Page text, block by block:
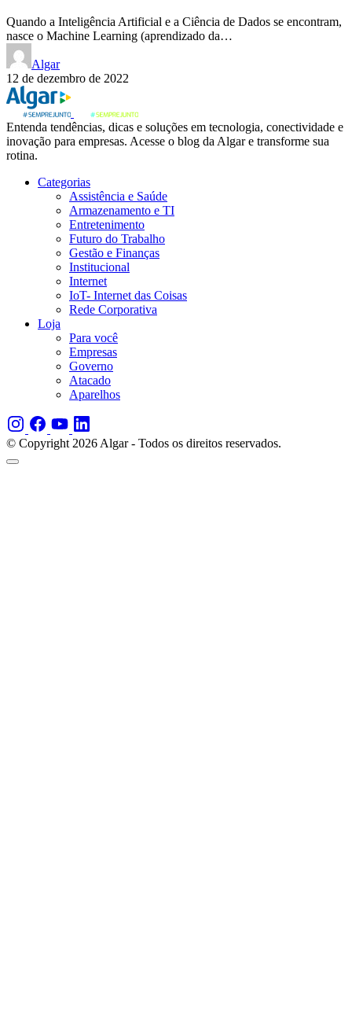
Quando a Inteligência Artificial e a Ciência de Dados se encontram,
nasce o Machine Learning (aprendizado da…
Algar
12 de dezembro de 2022
Entenda tendências, dicas e soluções em tecnologia, conectividade e
inovação para empresas. Acesse o blog da Algar e transforme sua
rotina.
Categorias
Assistência e Saúde
Armazenamento e TI
Entretenimento
Futuro do Trabalho
Gestão e Finanças
Institucional
Internet
IoT- Internet das Coisas
Rede Corporativa
Loja
Para você
Empresas
Governo
Atacado
Aparelhos
© Copyright 2026 Algar - Todos os direitos reservados.